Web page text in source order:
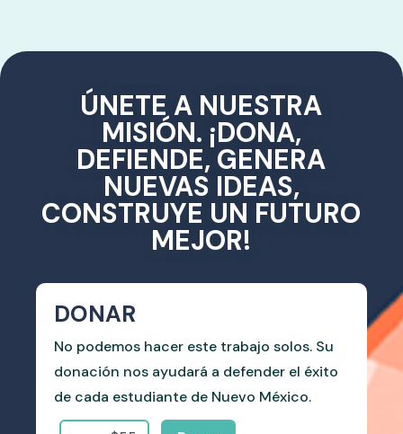
ÚNETE A NUESTRA
MISIÓN. ¡DONA,
DEFIENDE, GENERA
NUEVAS IDEAS,
CONSTRUYE UN FUTURO
MEJOR!
DONAR
No podemos hacer este trabajo solos. Su
donación nos ayudará a defender el éxito
de cada estudiante de Nuevo México.